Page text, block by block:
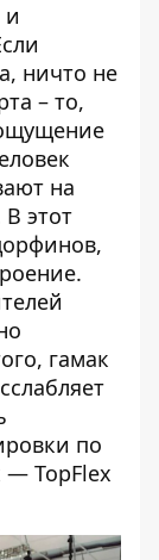
и
ничто не
– то,
на
этот
гамак
по
— TopFlex